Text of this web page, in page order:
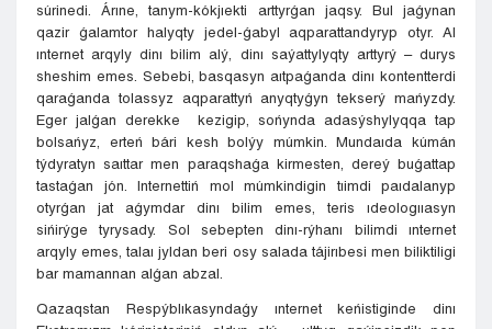
súrinedi. Árıne, tanym-kókjıekti arttyrǵan jaqsy. Bul jaǵynan
qazir ǵalamtor halyqty jedel-ǵabyl aqparattandyryp otyr. Al
ınternet arqyly dinı bilim alý, dinı saýattylyqty arttyrý – durys
sheshim emes. Sebebi, basqasyn aıtpaǵanda dinı kontentterdi
qaraǵanda tolassyz aqparattyń anyqtyǵyn tekserý mańyzdy.
Eger jalǵan derekke kezigip, sońynda adasýshylyqqa tap
bolsańyz, erteń bári kesh bolýy múmkin. Mundaıda kúmán
týdyratyn saıttar men paraqshaǵa kirmesten, dereý buǵattap
tastaǵan jón. Internettiń mol múmkindigin tıimdi paıdalanyp
otyrǵan jat aǵymdar dinı bilim emes, teris ıdeologııasyn
sińirýge tyrysady. Sol sebepten dinı-rýhanı bilimdi ınternet
arqyly emes, talaı jyldan beri osy salada tájirıbesi men biliktiligi
bar mamannan alǵan abzal.
Qazaqstan Respýblıkasyndaǵy ınternet keńistiginde dinı